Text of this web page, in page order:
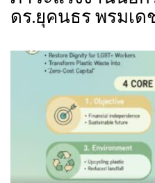
ดร.ยุคนธร พรมเด